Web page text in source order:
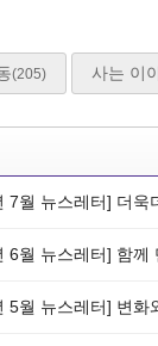
(205) 사는 이
7월 뉴스레터] 더욱
6월 뉴스레터] 함께
5월 뉴스레터] 변화